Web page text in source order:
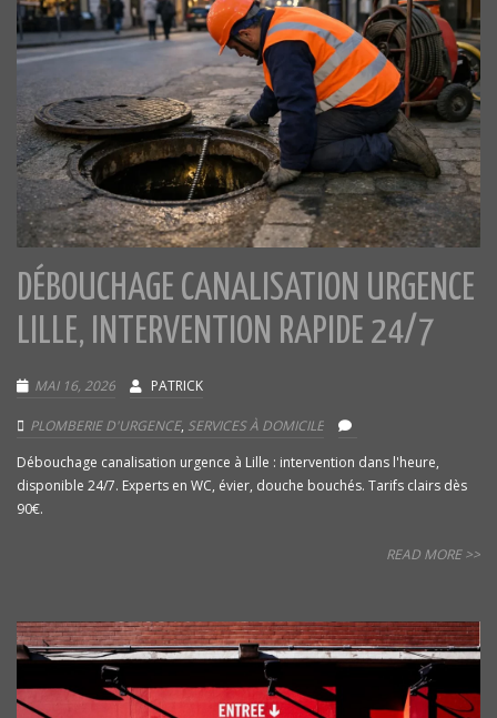
DÉBOUCHAGE CANALISATION URGENCE
LILLE, INTERVENTION RAPIDE 24/7
MAI 16, 2026 PATRICK
PLOMBERIE D'URGENCE, SERVICES À DOMICILE
Débouchage canalisation urgence à Lille : intervention dans l'heure,
disponible 24/7. Experts en WC, évier, douche bouchés. Tarifs clairs dès
90€.
READ MORE >>